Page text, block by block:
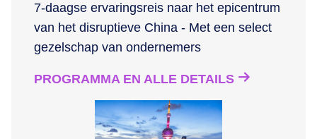
7-daagse ervaringsreis naar het epicentrum
van het disruptieve China - Met een select
gezelschap van ondernemers
PROGRAMMA EN ALLE DETAILS